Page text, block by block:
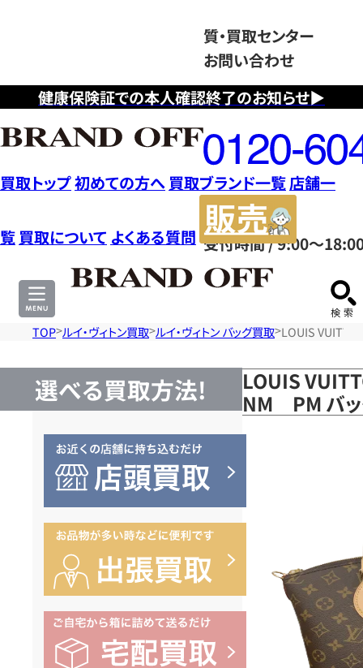
健康保険証での本人確認終了のお知らせ▶
質・買取センター
お問い合わせ
フ
リ
ー
ダ
イ
ヤ
ル
0120604117
受付時間 / 9:00～
買取トップ初めての方へ 買取ブランド一覧店舗一
覧 買取について よくある質問
サ
TOP ルイ・ヴィトン買取 ルイ・ヴィトン バッグ買取 LOUIS
選べる買取方法!
LOUIS
NM PM バッ